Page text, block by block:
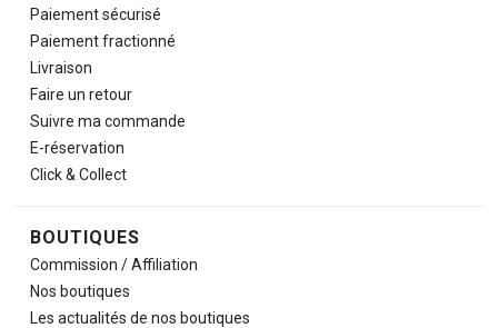
Paiement sécurisé
Paiement fractionné
Livraison
Faire un retour
Suivre ma commande
E-réservation
Click & Collect
BOUTIQUES
Commission / Affiliation
Nos boutiques
Les actualités de nos boutiques